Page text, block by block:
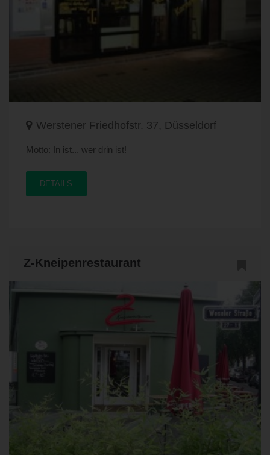
Werstener Friedhofstr. 37, Düsseldorf
Motto: In ist... wer drin ist!
DETAILS
Z-Kneipenrestaurant